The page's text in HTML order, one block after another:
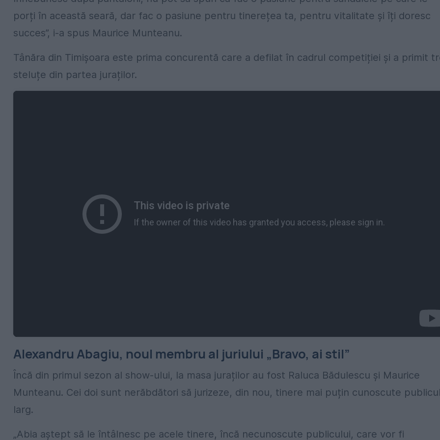
porți în această seară, dar fac o pasiune pentru tinerețea ta, pentru vitalitate și îți doresc
succes”, i-a spus Maurice Munteanu.
Tânăra din Timișoara este prima concurentă care a defilat în cadrul competiției și a primit
steluțe din partea juraților.
Alexandru Abagiu, noul membru al juriului „Bravo, ai stil”
Încă din primul sezon al show-ului, la masa juraților au fost Raluca Bădulescu și Maurice
Munteanu. Cei doi sunt nerăbdători să jurizeze, din nou, tinere mai puțin cunoscute
larg.
„Abia aştept să le întâlnesc pe acele tinere, încă necunoscute publicului, care vor fi